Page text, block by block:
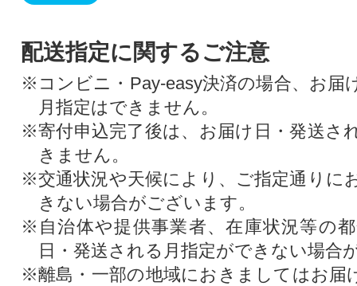
配送指定に関するご注意
※コンビニ・Pay-easy決済の場合、お届
月指定はできません。
※寄付申込完了後は、お届け日・発送さ
きません。
※交通状況や天候により、ご指定通りに
きない場合がございます。
※自治体や提供事業者、在庫状況等の
日・発送される月指定ができない場合
※離島・一部の地域におきましてはお届